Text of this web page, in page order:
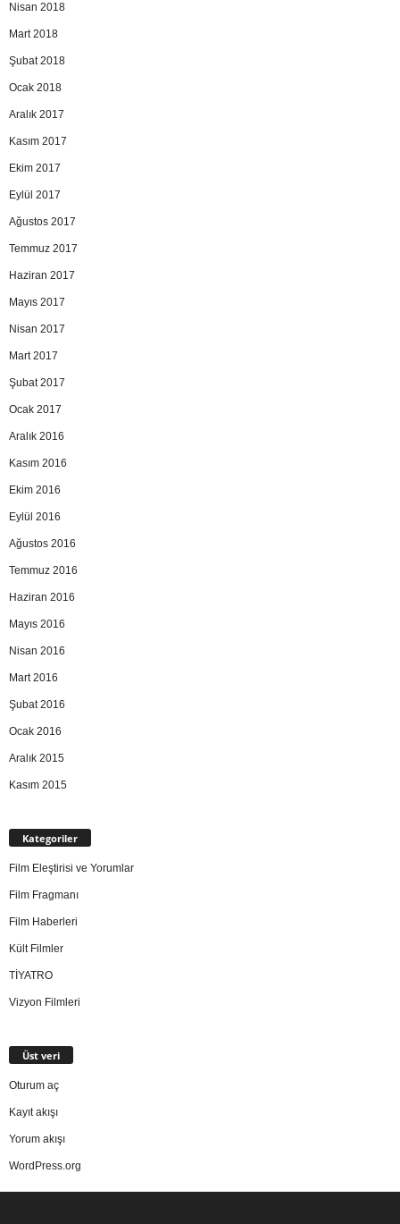
Nisan 2018
Mart 2018
Şubat 2018
Ocak 2018
Aralık 2017
Kasım 2017
Ekim 2017
Eylül 2017
Ağustos 2017
Temmuz 2017
Haziran 2017
Mayıs 2017
Nisan 2017
Mart 2017
Şubat 2017
Ocak 2017
Aralık 2016
Kasım 2016
Ekim 2016
Eylül 2016
Ağustos 2016
Temmuz 2016
Haziran 2016
Mayıs 2016
Nisan 2016
Mart 2016
Şubat 2016
Ocak 2016
Aralık 2015
Kasım 2015
Kategoriler
Film Eleştirisi ve Yorumlar
Film Fragmanı
Film Haberleri
Kült Filmler
TİYATRO
Vizyon Filmleri
Üst veri
Oturum aç
Kayıt akışı
Yorum akışı
WordPress.org